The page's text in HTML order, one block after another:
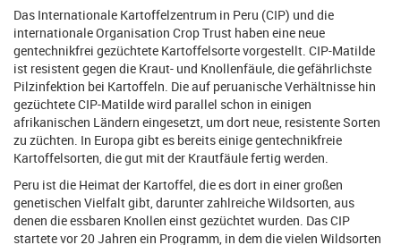
Das Internationale Kartoffelzentrum in Peru (CIP) und die
internationale Organisation Crop Trust haben eine neue
gentechnikfrei gezüchtete Kartoffelsorte vorgestellt. CIP-Matilde
ist resistent gegen die Kraut- und Knollenfäule, die gefährlichste
Pilzinfektion bei Kartoffeln. Die auf peruanische Verhältnisse hin
gezüchtete CIP-Matilde wird parallel schon in einigen
afrikanischen Ländern eingesetzt, um dort neue, resistente Sorten
zu züchten. In Europa gibt es bereits einige gentechnikfreie
Kartoffelsorten, die gut mit der Krautfäule fertig werden.
Peru ist die Heimat der Kartoffel, die es dort in einer großen
genetischen Vielfalt gibt, darunter zahlreiche Wildsorten, aus
denen die essbaren Knollen einst gezüchtet wurden. Das CIP
startete vor 20 Jahren ein Programm, in dem die vielen Wildsorten